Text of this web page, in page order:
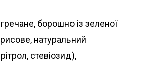
борошно із зеленої
натуральний
стевіозид),